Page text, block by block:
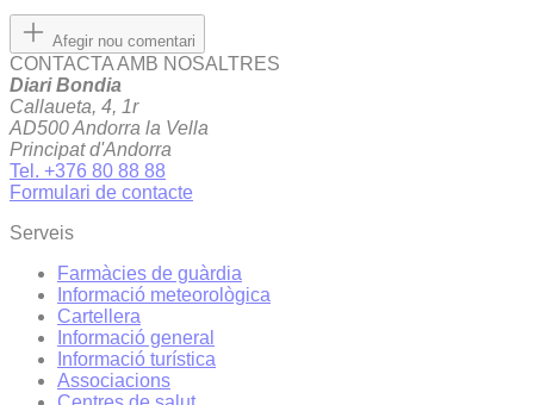
Afegir nou comentari
CONTACTA AMB NOSALTRES
Diari Bondia
Callaueta, 4, 1r
AD500 Andorra la Vella
Principat d'Andorra
Tel. +376 80 88 88
Formulari de contacte
Serveis
Farmàcies de guàrdia
Informació meteorològica
Cartellera
Informació general
Informació turística
Associacions